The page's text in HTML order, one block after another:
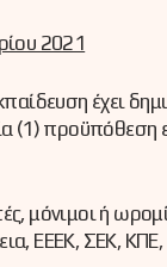
2021
μόνιμοι ή
ΕΕΕΚ, ΣΕΚ,